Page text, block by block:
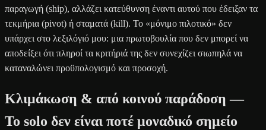
παραγωγή (ship), αλλάζει κατεύθυνση έναντι αυτού που έδειξαν τα
τεκμήρια (pivot) ή σταματά (kill). Το «μόνιμο πιλοτικό» δεν
υπάρχει στο λεξιλόγιό μου: μια πρωτοβουλία που δεν μπορεί να
αποδείξει ότι πληροί τα κριτήριά της δεν συνεχίζει σιωπηλά να
καταναλώνει προϋπολογισμό και προσοχή.
Κλιμάκωση & από κοινού παράδοση —
Το solo δεν είναι ποτέ μοναδικό σημείο